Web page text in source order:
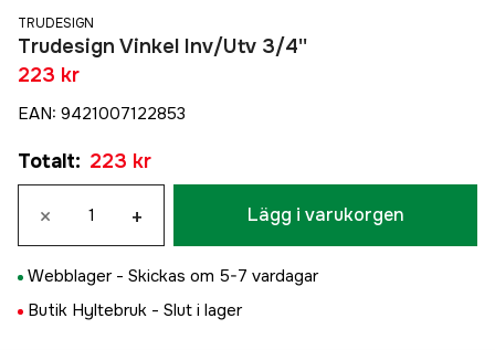
TRUDESIGN
Trudesign Vinkel Inv/Utv 3/4''
223 kr
EAN: 9421007122853
Totalt: 223 kr
× + Lägg i varukorgen
Webblager - Skickas om 5-7 vardagar
Butik Hyltebruk - Slut i lager